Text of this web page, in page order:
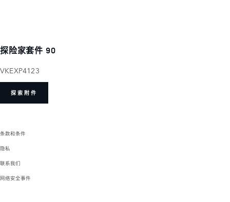
探险家套件 90
VKEXP4123
探索附件
条款和条件
隐私
联系我们
网络安全事件